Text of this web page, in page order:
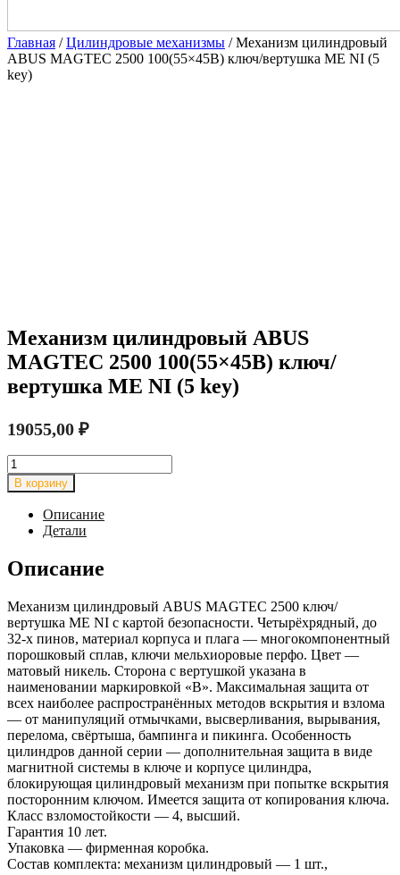
Главная /Цилиндровые механизмы / Механизм цилиндровый
ABUS MAGTEC 2500 100(55×45В) ключ/вертушка ME NI (5
key)
Механизм цилиндровый ABUS
MAGTEC 2500 100(55×45В) ключ/
вертушка ME NI (5 key)
19055,00 ₽
Количество
товара
Механизм
цилиндровый
ABUS
MAGTEC
2500
100(55x45В)
вертушка
ME
NI
(5
key)
В корзину
Описание
Детали
Описание
Механизм цилиндровый ABUS MAGTEC 2500 ключ/
вертушка ME NI с картой безопасности. Четырёхрядный, до
32-х пинов, материал корпуса и плага — многокомпонентный
порошковый сплав, ключи мельхиоровые перфо. Цвет —
матовый никель. Сторона с вертушкой указана в
наименовании маркировкой «B». Максимальная защита от
всех наиболее распространённых методов вскрытия и взлома
— от манипуляций отмычками, высверливания, вырывания,
перелома, свёртыша, бампинга и пикинга. Особенность
цилиндров данной серии — дополнительная защита в виде
магнитной системы в ключе и корпусе цилиндра,
блокирующая цилиндровый механизм при попытке вскрытия
посторонним ключом. Имеется защита от копирования ключа.
Класс взломостойкости — 4, высший.
Гарантия 10 лет.
Упаковка — фирменная коробка.
Состав комплекта: механизм цилиндровый — 1 шт.,